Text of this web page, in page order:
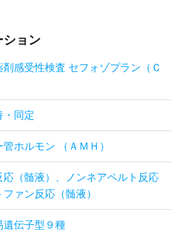
ション
剤感受性検査 セフォゾプラン（Ｃ
・同定
ホルモン （ＡＭＨ）
応（髄液）、ノンネアペルト反応
ァン反応（髄液）
遺伝子型９種